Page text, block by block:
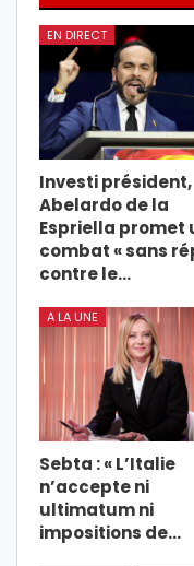
EN DIRECT
Investi président,
Abelardo de la
Espriella promet
combat « sans
contre le…
A LA UNE
Sebta : « L’Italie
n’accepte ni
ultimatum ni
impositions de…